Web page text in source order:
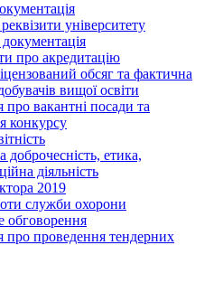
університету
про акредитацію
обсяг та фактична
вищої освіти
про вакантні посади та
конкурсу
доброчесність, етика,
діяльність
2019
служби охорони
обговорення
про проведення тендерних